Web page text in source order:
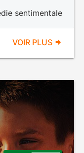
sentimentale
VOIR PLUS